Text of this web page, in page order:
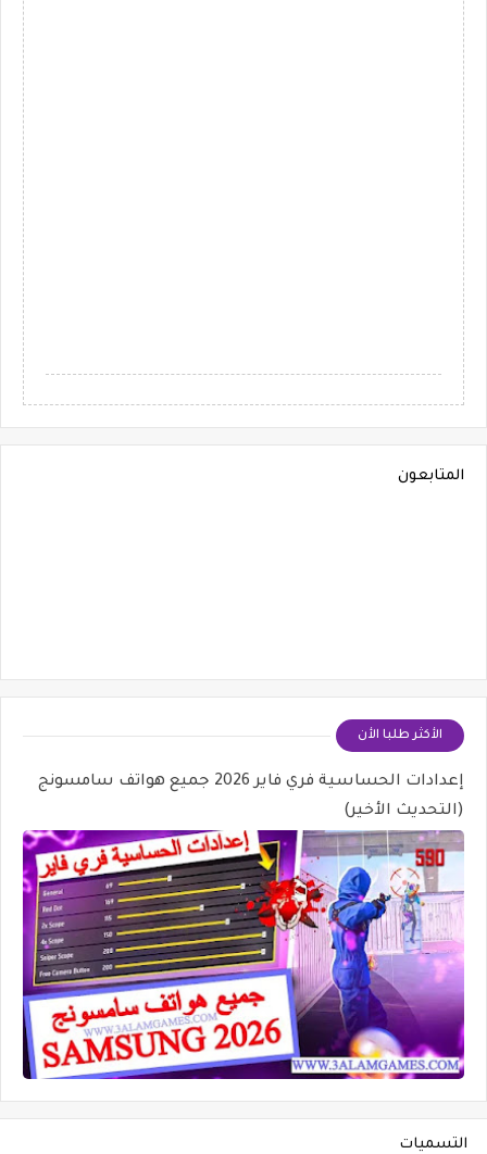
المتابعون
الأكثر طلبا الأن
إعدادات الحساسية فري فاير 2026 جميع هواتف سامسونج
(التحديث الأخير)
التسميات